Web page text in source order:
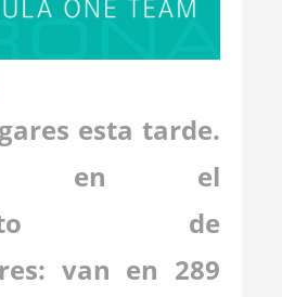
esta tarde.
en el
de
van en 289